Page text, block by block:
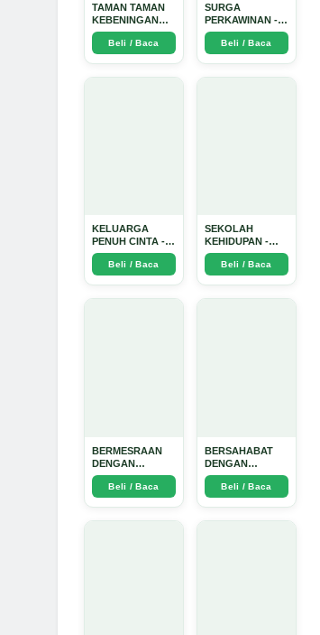
TAMAN TAMAN
KEBENINGAN
HATI - Arda
DinataBeli / Baca
SURGA
PERKAWINAN -
Arda Dinata
Beli / Baca
KELUARGA
PENUH CINTA -
Arda Dinata
Beli / Baca
SEKOLAH
KEHIDUPAN -
Arda Dinata
Beli / Baca
BERMESRAAN
DENGAN
KEBAIKAN - Arda
DinataBeli / Baca
BERSAHABAT
DENGAN
NYAMUK: Jurus
Jitu Atasi
Penyakit
Beli / Baca